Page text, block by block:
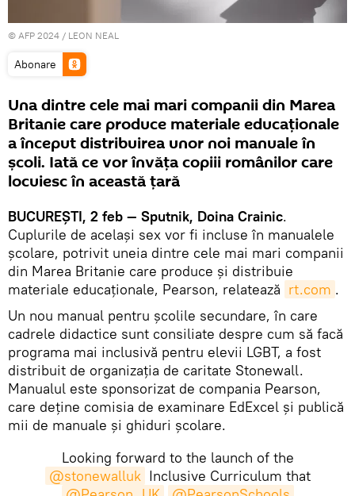
© AFP 2024 / LEON NEAL
Abonare
Una dintre cele mai mari companii din Marea
Britanie care produce materiale educaţionale
a început distribuirea unor noi manuale în
şcoli. Iată ce vor învăţa copiii românilor care
locuiesc în această ţară
BUCUREŞTI, 2 feb — Sputnik, Doina Crainic.
Cuplurile de același sex vor fi incluse în manualele
școlare, potrivit uneia dintre cele mai mari companii
din Marea Britanie care produce şi distribuie
materiale educaţionale, Pearson, relatează rt.com .
Un nou manual pentru şcolile secundare, în care
cadrele didactice sunt consiliate despre cum să facă
programa mai inclusivă pentru elevii LGBT, a fost
distribuit de organizația de caritate Stonewall.
Manualul este sponsorizat de compania Pearson,
care deține comisia de examinare EdExcel și publică
mii de manuale şi ghiduri școlare.
Looking forward to the launch of the
@stonewalluk Inclusive Curriculum that